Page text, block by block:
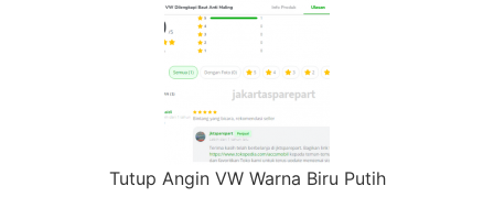
Tutup Angin VW Warna Biru Putih